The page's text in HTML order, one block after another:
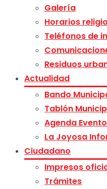
Galería
Horarios
Teléfonos de
Residuos
Actualidad
Bando
Tablón
Agenda
La Joyosa
Ciudadano
Impresos
Trámites